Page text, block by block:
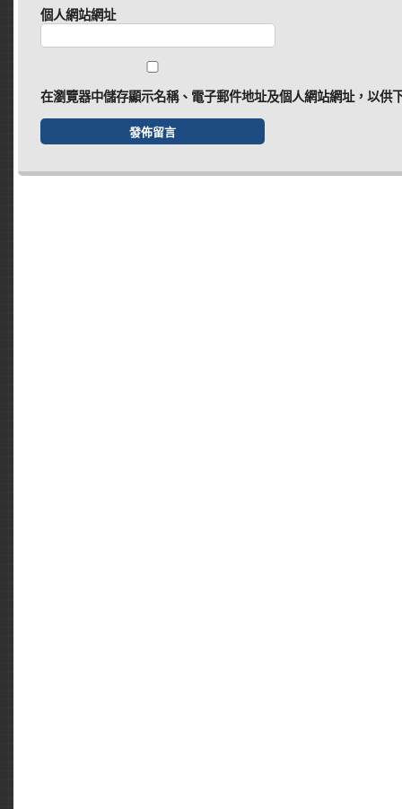
個人網站網址
在瀏覽器中儲存顯示名稱、電子郵件地址及個人網站網址，以供